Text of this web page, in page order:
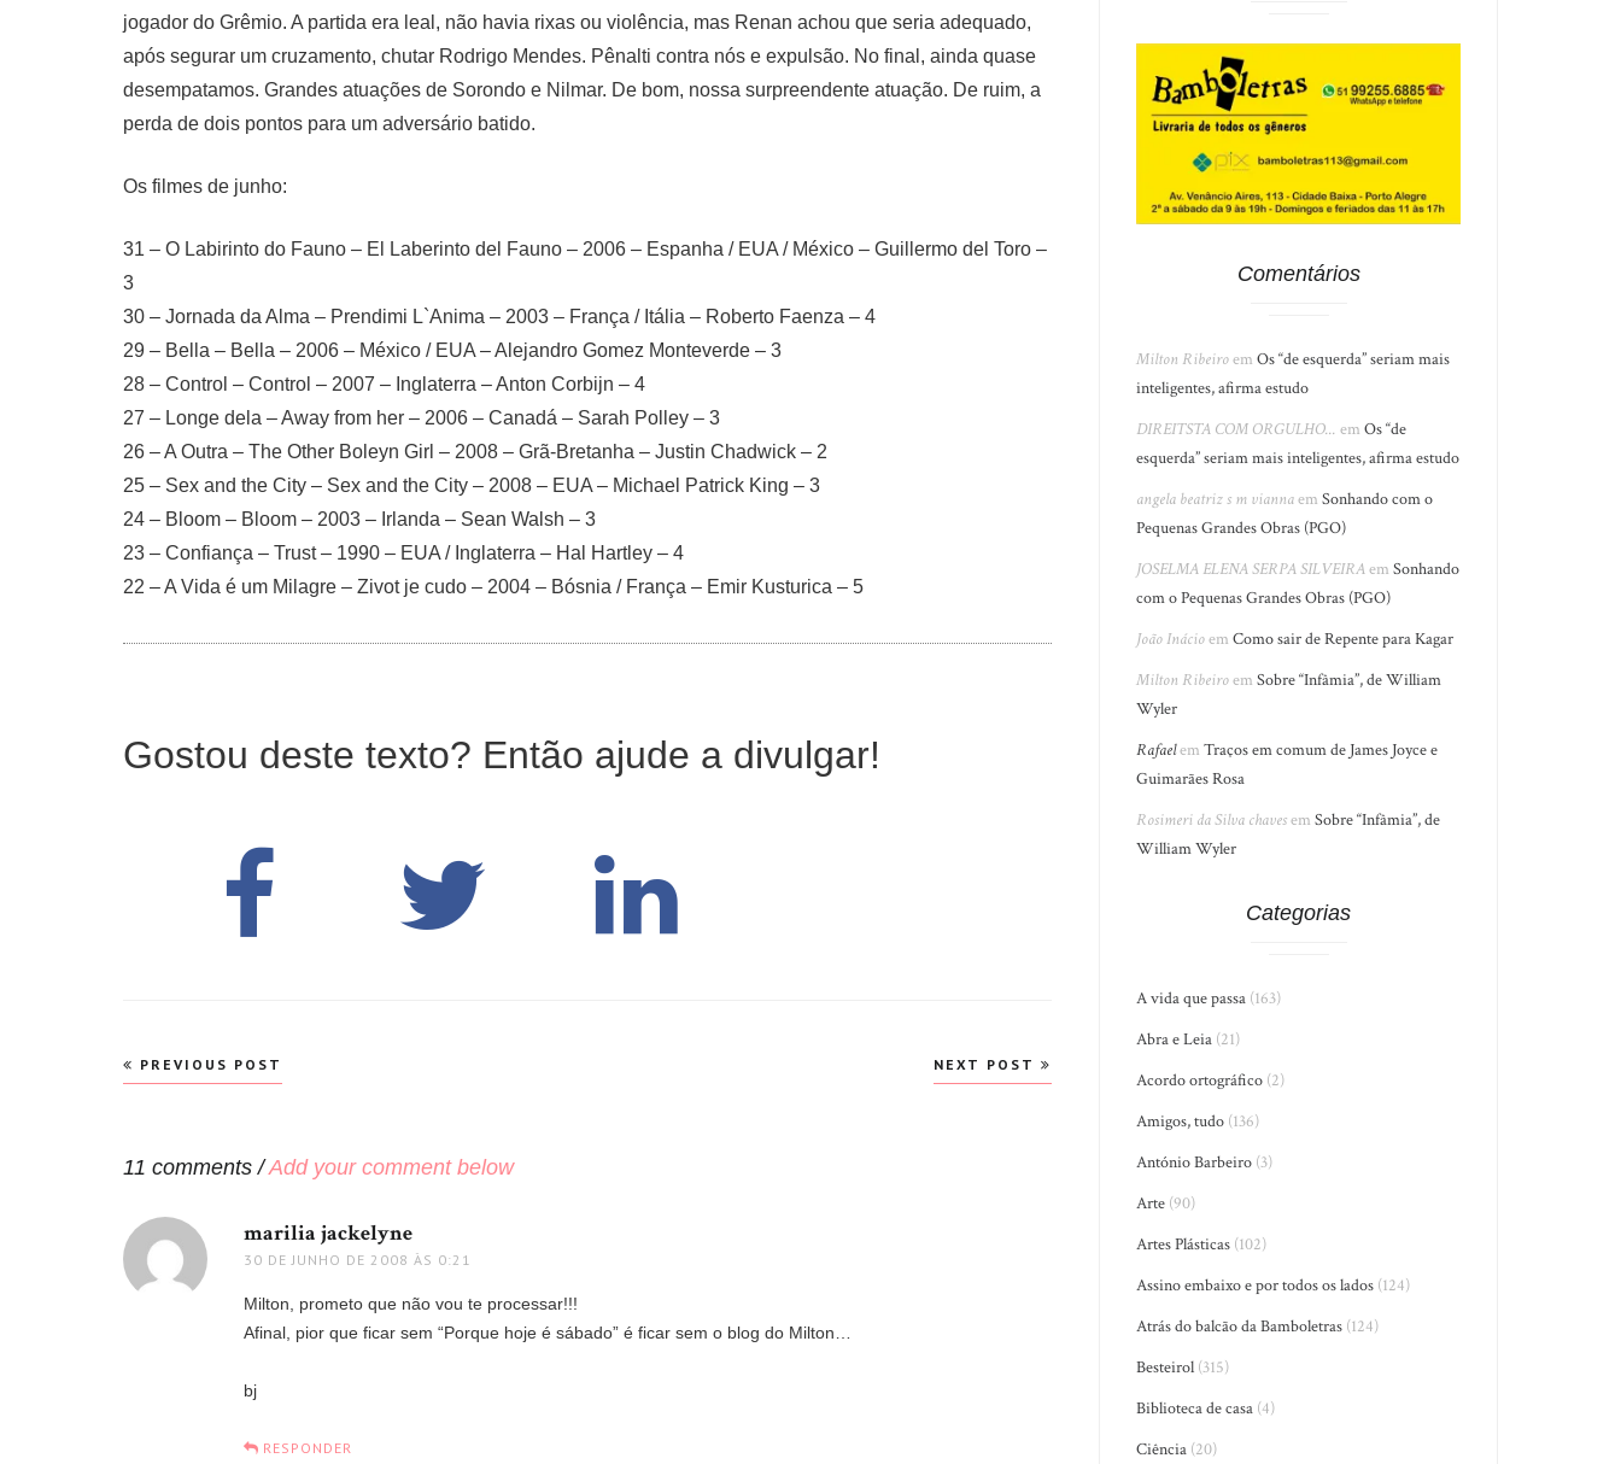
jogador do Grêmio. A partida era leal, não havia rixas ou violência, mas Renan achou que seria adequado,
após segurar um cruzamento, chutar Rodrigo Mendes. Pênalti contra nós e expulsão. No final, ainda quase
desempatamos. Grandes atuações de Sorondo e Nilmar. De bom, nossa surpreendente atuação. De ruim, a
perda de dois pontos para um adversário batido.
Os filmes de junho:
31 – O Labirinto do Fauno – El Laberinto del Fauno – 2006 – Espanha / EUA / México – Guillermo del Toro –
3
30 – Jornada da Alma – Prendimi L`Anima – 2003 – França / Itália – Roberto Faenza – 4
29 – Bella – Bella – 2006 – México / EUA – Alejandro Gomez Monteverde – 3
28 – Control – Control – 2007 – Inglaterra – Anton Corbijn – 4
27 – Longe dela – Away from her – 2006 – Canadá – Sarah Polley – 3
26 – A Outra – The Other Boleyn Girl – 2008 – Grã-Bretanha – Justin Chadwick – 2
25 – Sex and the City – Sex and the City – 2008 – EUA – Michael Patrick King – 3
24 – Bloom – Bloom – 2003 – Irlanda – Sean Walsh – 3
23 – Confiança – Trust – 1990 – EUA / Inglaterra – Hal Hartley – 4
22 – A Vida é um Milagre – Zivot je cudo – 2004 – Bósnia / França – Emir Kusturica – 5
Gostou deste texto? Então ajude a divulgar!
Navegação
PREVIOUS POST NEXT POST
11 comments /Add your comment below
marilia jackelyne
30 DE JUNHO DE 2008 ÀS 0:21
Milton, prometo que não vou te processar!!!
Afinal, pior que ficar sem “Porque hoje é sábado” é ficar sem o blog do Milton…
bj
RESPONDER
Comentários
Milton RibeiroemOs “de esquerda” seriam mais
inteligentes, afirma estudo
DIREITSTA COM ORGULHO... emOs “de
esquerda” seriam mais inteligentes, afirma estudo
angela beatriz s m viannaemSonhando com o
Pequenas Grandes Obras (PGO)
JOSELMA ELENA SERPA SILVEIRAemSonhando
com o Pequenas Grandes Obras (PGO)
João InácioemComo sair de Repente para Kagar
Milton RibeiroemSobre “Infâmia”, de William
Wyler
RafaelemTraços em comum de James Joyce e
Guimarães Rosa
Rosimeri da Silva chavesemSobre “Infâmia”, de
William Wyler
Categorias
A vida que passa (163)
Abra e Leia (21)
Acordo ortográfico (2)
Amigos, tudo (136)
António Barbeiro (3)
Arte (90)
Artes Plásticas (102)
Assino embaixo e por todos os lados (124)
Atrás do balcão da Bamboletras (124)
Besteirol (315)
Biblioteca de casa (4)
Ciência (20)